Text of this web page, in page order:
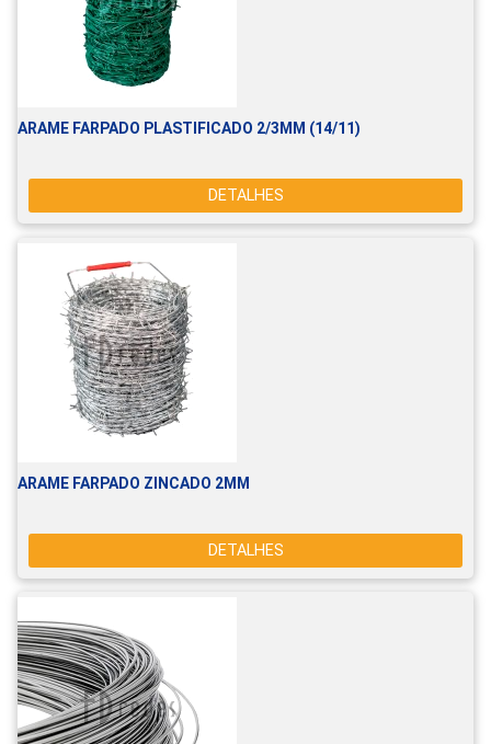
ARAME FARPADO PLASTIFICADO 2/3MM (14/11)
DETALHES
ARAME FARPADO ZINCADO 2MM
DETALHES